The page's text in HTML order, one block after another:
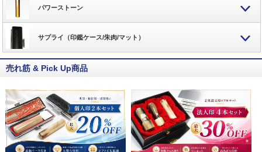
パワーストーン
サプライ（印鑑ケース/朱肉/マット）
売れ筋 & Pick Up商品